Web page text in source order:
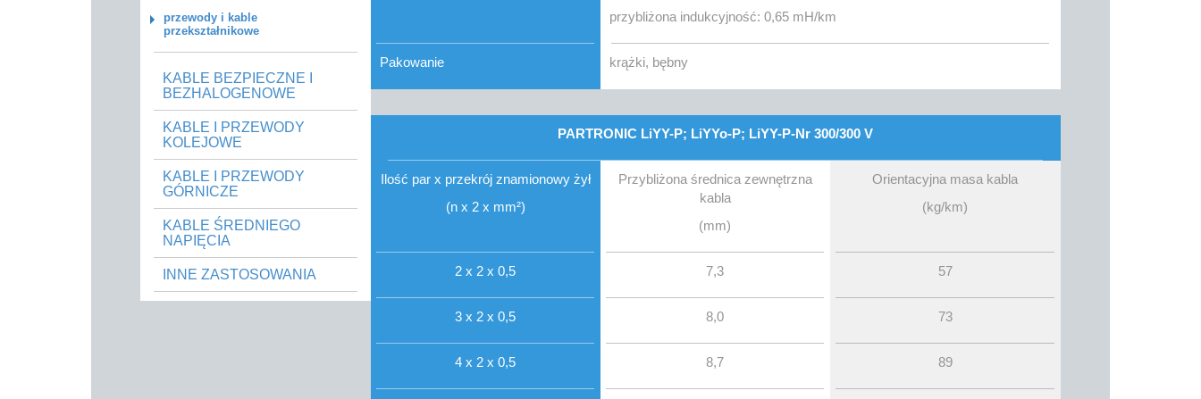
przewody i kable
przekształnikowe
KABLE BEZPIECZNE I
BEZHALOGENOWE
KABLE I PRZEWODY
KOLEJOWE
KABLE I PRZEWODY
GÓRNICZE
KABLE ŚREDNIEGO
NAPIĘCIA
INNE ZASTOSOWANIA
przybliżona indukcyjność: 0,65 mH/km
Pakowanie krążki, bębny
PARTRONIC LiYY-P; LiYYo-P; LiYY-P-Nr 300/300 V
Ilość par x przekrój znamionowy żył
(n x 2 x mm²)
Przybliżona średnica zewnętrzna
kabla
(mm)
Orientacyjna masa kabla
(kg/km)
2 x 2 x 0,5 7,3 57
3 x 2 x 0,5 8,0 73
4 x 2 x 0,5 8,7 89